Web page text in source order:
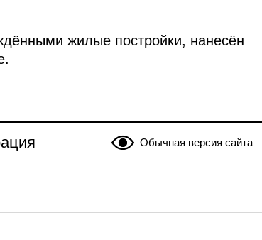
жилые постройки, нанесён
Обычная версия сайта